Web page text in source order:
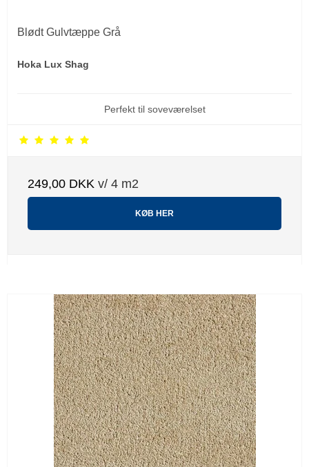
Blødt Gulvtæppe Grå
Hoka Lux Shag
Perfekt til soveværelset
249,00 DKK v/ 4 m2
KØB HER